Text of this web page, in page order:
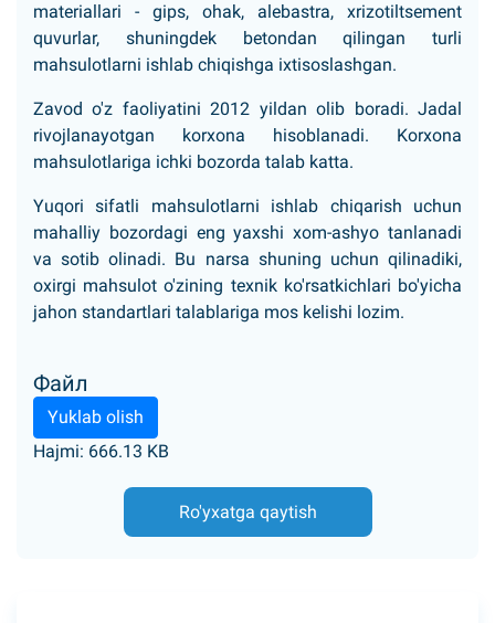
materiallari - gips, ohak, alebastra, xrizotiltsement
quvurlar, shuningdek betondan qilingan turli
mahsulotlarni ishlab chiqishga ixtisoslashgan.
Zavod o'z faoliyatini 2012 yildan olib boradi. Jadal
rivojlanayotgan korxona hisoblanadi. Korxona
mahsulotlariga ichki bozorda talab katta.
Yuqori sifatli mahsulotlarni ishlab chiqarish uchun
mahalliy bozordagi eng yaxshi xom-ashyo tanlanadi
va sotib olinadi. Bu narsa shuning uchun qilinadiki,
oxirgi mahsulot o'zining texnik ko'rsatkichlari bo'yicha
jahon standartlari talablariga mos kelishi lozim.
Файл
Yuklab olish
Hajmi: 666.13 KB
Ro'yxatga qaytish